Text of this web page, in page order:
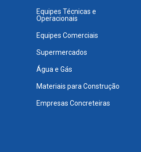
Equipes Técnicas e
Operacionais
Equipes Comerciais
Supermercados
Água e Gás
Materiais para Construção
Empresas Concreteiras